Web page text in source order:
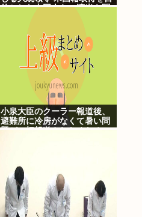
的とした中国人らの渡米を問
小泉大臣のクーラー報道後、
避難所に冷房がなくて暑い問
題が一切報道されなくなる。